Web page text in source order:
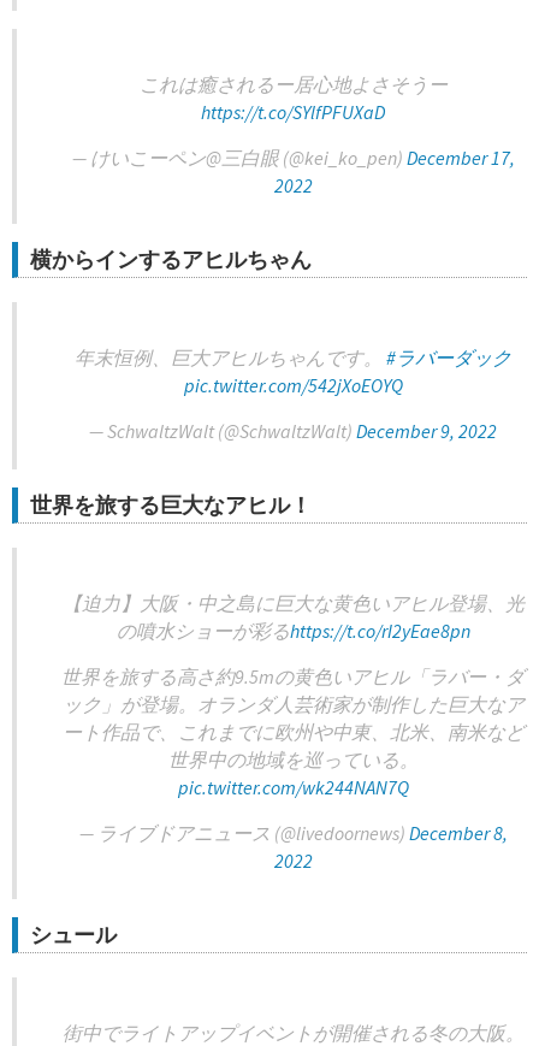
これは癒されるー居心地よさそうー
https://t.co/SYlfPFUXaD
— けいこーペン@三白眼 (@kei_ko_pen) December 17,
2022
横からインするアヒルちゃん
年末恒例、巨大アヒルちゃんです。 #ラバーダック
pic.twitter.com/542jXoEOYQ
— SchwaltzWalt (@SchwaltzWalt) December 9, 2022
世界を旅する巨大なアヒル！
【迫力】大阪・中之島に巨大な黄色いアヒル登場、光
の噴水ショーが彩るhttps://t.co/rI2yEae8pn
世界を旅する高さ約9.5mの黄色いアヒル「ラバー・ダ
ック」が登場。オランダ人芸術家が制作した巨大なア
ート作品で、これまでに欧州や中東、北米、南米など
世界中の地域を巡っている。
pic.twitter.com/wk244NAN7Q
— ライブドアニュース (@livedoornews) December 8,
2022
シュール
街中でライトアップイベントが開催される冬の大阪。